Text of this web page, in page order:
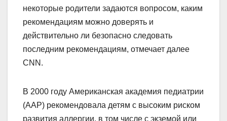
некоторые родители задаются вопросом, каким
рекомендациям можно доверять и
действительно ли безопасно следовать
последним рекомендациям, отмечает далее
CNN.
В 2000 году Американская академия педиатрии
(ААР) рекомендовала детям с высоким риском
развития аллергии, в том числе с экземой или